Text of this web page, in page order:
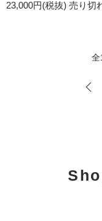
23,000円(税抜) 売り切
全